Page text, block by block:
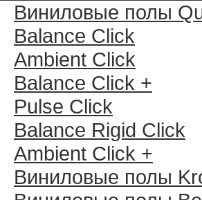
Виниловые полы
Balance Click
Ambient Click
Balance Click +
Pulse Click
Balance Rigid Click
Ambient Click +
Виниловые полы